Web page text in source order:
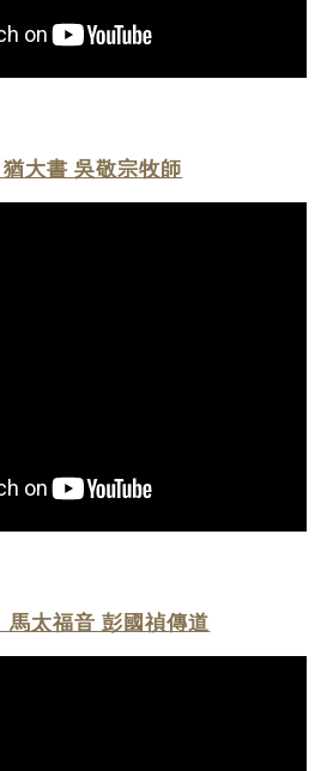
猶大書 吳敬宗牧師
馬太福音 彭國禎傳道